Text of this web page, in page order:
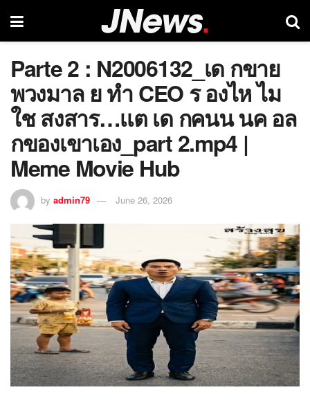
Parte 2 : N2006132_เด กขาย
พวงมาล ย ทำ CEO ร องไห ไม
ใช สงสาร…เเต เด กคนน นค อล
กของเขาเอง_part 2.mp4 |
Meme Movie Hub
by admin79 June 26, 2026